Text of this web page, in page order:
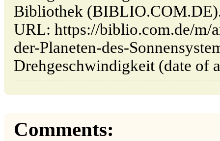
Bibliothek
URL: https://biblio.com.de/m/
der-Planeten-des-
Drehgeschwindigkeit (date of
Comments: